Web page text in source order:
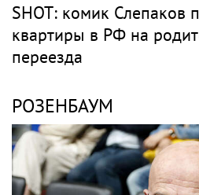
SHOT: комик Слепаков
квартиры в РФ на
переезда
РОЗЕНБАУМ